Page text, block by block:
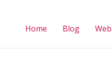
Home Blog